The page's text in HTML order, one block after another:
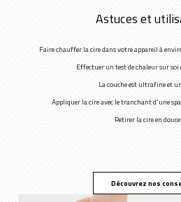
Astuces et
Faire chauffer la cire dans votre appareil à
Effectuer un test de chaleur sur
La couche est ultrafine et
Appliquer la cire avec le tranchant d'une
Retirer la cire en
Découvrez nos